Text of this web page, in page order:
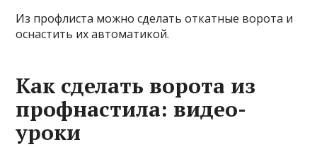
Из профлиста можно сделать откатные ворота и
оснастить их автоматикой.
Как сделать ворота из
профнастила: видео-
уроки